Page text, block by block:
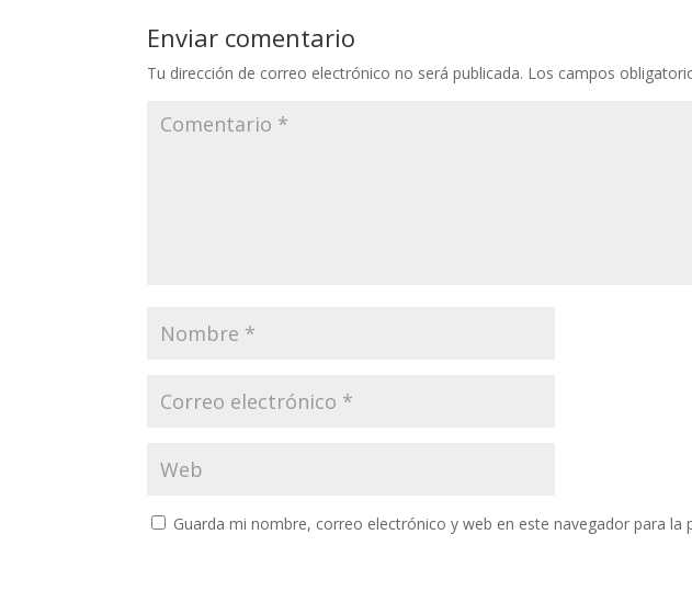
Enviar comentario
Tu dirección de correo electrónico no será publicada. Los campos
Guarda mi nombre, correo electrónico y web en este navegador para la